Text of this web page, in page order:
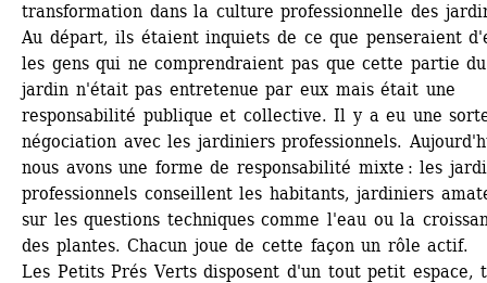
transformation dans la culture professionnelle des
Au départ, ils étaient inquiets de ce que penseraient
les gens qui ne comprendraient pas que cette partie du
jardin n'était pas entretenue par eux mais était une
responsabilité publique et collective. Il y a eu une
négociation avec les jardiniers professionnels.
nous avons une forme de responsabilité mixte : les
professionnels conseillent les habitants, jardiniers
sur les questions techniques comme l'eau ou la
des plantes. Chacun joue de cette façon un rôle actif.
Les Petits Prés Verts disposent d'un tout petit espace,